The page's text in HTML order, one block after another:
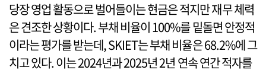
당장 영업 활동으로 벌어들이는 현금은 적지만 재무 체력
은 견조한 상황이다. 부채 비율이 100%를 밑돌면 안정적
이라는 평가를 받는데, SKIET는 부채 비율은 68.2%에 그
치고 있다. 이는 2024년과 2025년 2년 연속 연간 적자를